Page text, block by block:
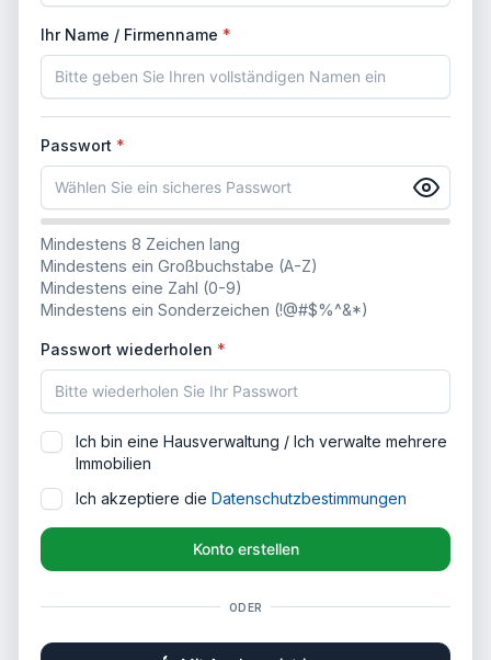
Ihr Name / Firmenname
Passwort
Mindestens 8 Zeichen lang
Mindestens ein Großbuchstabe (A-Z)
Mindestens eine Zahl (0-9)
Mindestens ein Sonderzeichen (!@#$%^&*)
Passwort wiederholen
Ich bin eine Hausverwaltung / Ich verwalte mehrere
Immobilien
Ich akzeptiere die Datenschutzbestimmungen
Konto erstellen
ODER